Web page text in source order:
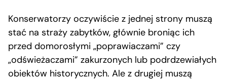
Konserwatorzy oczywiście z jednej strony muszą
stać na straży zabytków, głównie broniąc ich
przed domorosłymi „poprawiaczami” czy
„odświeżaczami” zakurzonych lub podrdzewiałych
obiektów historycznych. Ale z drugiej muszą